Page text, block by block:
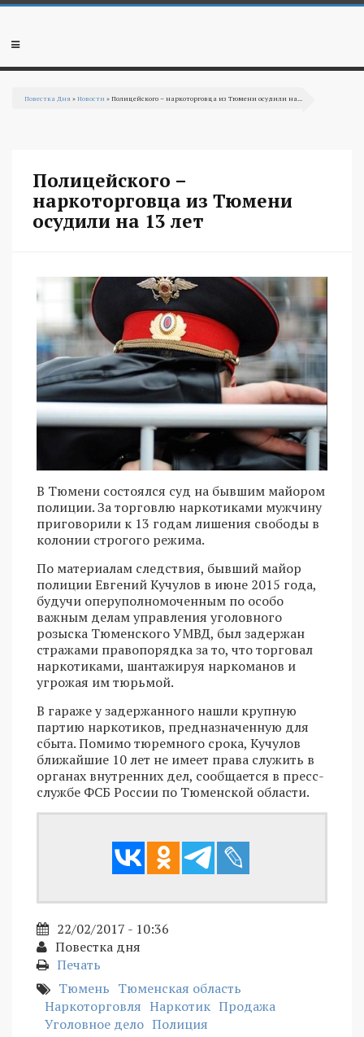
Перейти к основному содержанию
Мобильное
Повестка Дня »Новости » Полицейского – наркоторговца из Тюмени осудили на...
Полицейского –
наркоторговца из Тюмени
осудили на 13 лет
В Тюмени состоялся суд на бывшим майором
полиции. За торговлю наркотиками мужчину
приговорили к 13 годам лишения свободы в
колонии строгого режима.
По материалам следствия, бывший майор
полиции Евгений Кучулов в июне 2015 года,
будучи оперуполномоченным по особо
важным делам управления уголовного
розыска Тюменского УМВД, был задержан
стражами правопорядка за то, что торговал
наркотиками, шантажируя наркоманов и
угрожая им тюрьмой.
В гараже у задержанного нашли крупную
партию наркотиков, предназначенную для
сбыта. Помимо тюремного срока, Кучулов
ближайшие 10 лет не имеет права служить в
органах внутренних дел, сообщается в пресс-
службе ФСБ России по Тюменской области.
22/02/2017 - 10:36
Повестка дня
Печать
Тюмень Тюменская область
Наркоторговля Наркотик Продажа
Уголовное дело Полиция